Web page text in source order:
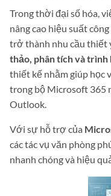
Trong thời đại số hóa,
nâng cao hiệu suất
trở thành nhu cầu thiết
thảo, phân tích và
thiết kế nhằm giúp học
trong bộ Microsoft 365
Outlook.
Với sự hỗ trợ của
các tác vụ văn phòng
nhanh chóng và hiệu